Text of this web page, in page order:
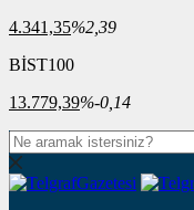
4.341,35%2,39
BİST100
13.779,39%-0,14